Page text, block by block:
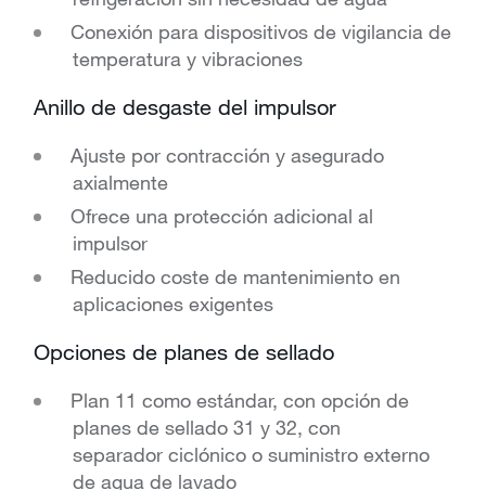
Conexión para dispositivos de vigilancia de
temperatura y vibraciones
Anillo de desgaste del impulsor
Ajuste por contracción y asegurado
axialmente
Ofrece una protección adicional al
impulsor
Reducido coste de mantenimiento en
aplicaciones exigentes
Opciones de planes de sellado
Plan 11 como estándar, con opción de
planes de sellado 31 y 32, con
separador ciclónico o suministro externo
de agua de lavado